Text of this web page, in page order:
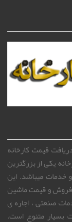
قیمت کارخانه
یکی از بزرگترین
خدمات میباشد. این
فروش و قیمت ماشین
صنعتی ، اجاره ی
بسیار متنوع است.